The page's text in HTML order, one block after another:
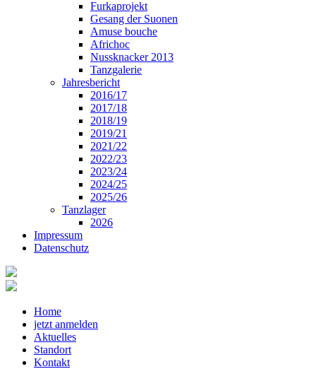
Furkaprojekt
Gesang der Suonen
Amuse bouche
Africhoc
Nussknacker 2013
Tanzgalerie
Jahresbericht
2016/17
2017/18
2018/19
2019/21
2021/22
2022/23
2023/24
2024/25
2025/26
Tanzlager
2026
Impressum
Datenschutz
Home
jetzt anmelden
Aktuelles
Standort
Kontakt